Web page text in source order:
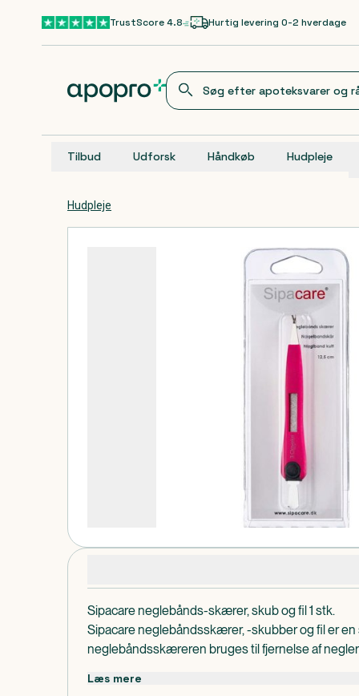
Gå til hovedindholdTrustScore 4.8 Hurtig levering 0-2 hverdage
Tilbud Udforsk Håndkøb Hudpleje
Hudpleje
Sipacare neglebånds-skærer, skub og fil 1 stk.
Sipacare neglebåndsskærer, -skubber og fil er en
neglebåndsskæreren bruges til fjernelse af
til at file negle med.
Læs mere